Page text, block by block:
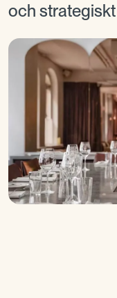
och